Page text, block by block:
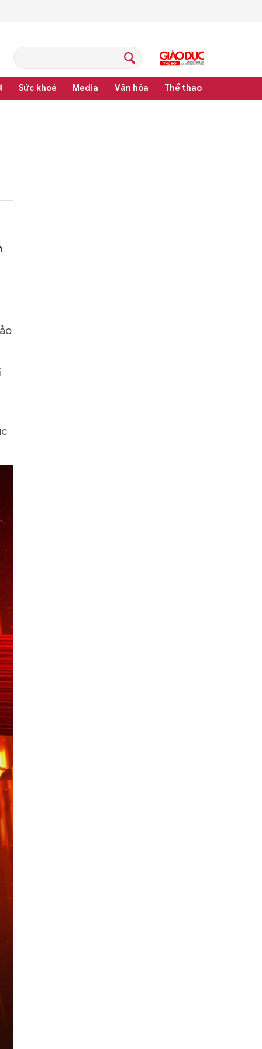
Sức khoẻ Media Văn hóa Thể thao